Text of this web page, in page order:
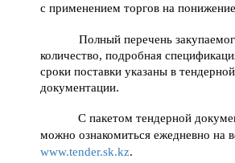
с применением торгов на
Полный перечень
количество, подробная
сроки поставки указаны в тендерной
документации.
С пакетом тендерной
можно ознакомиться ежедневно на
www.tender.sk.kz.